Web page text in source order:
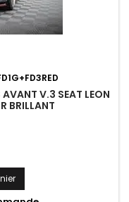
V.3 SEAT LEON
BRILLANT